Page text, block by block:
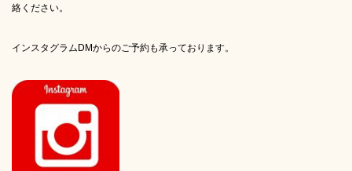
絡ください。
インスタグラムDMからのご予約も承っております。